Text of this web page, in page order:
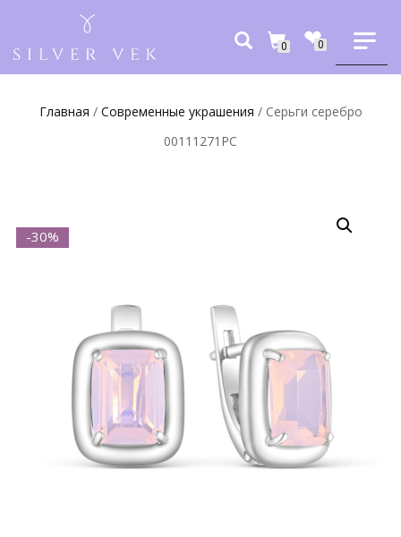
0 0
Главная / Современные украшения / Серьги серебро
00111271РС
-30%